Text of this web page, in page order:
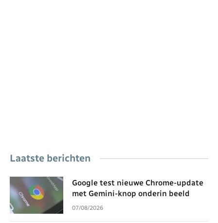
Laatste berichten
Google test nieuwe Chrome-update
met Gemini-knop onderin beeld
07/08/2026